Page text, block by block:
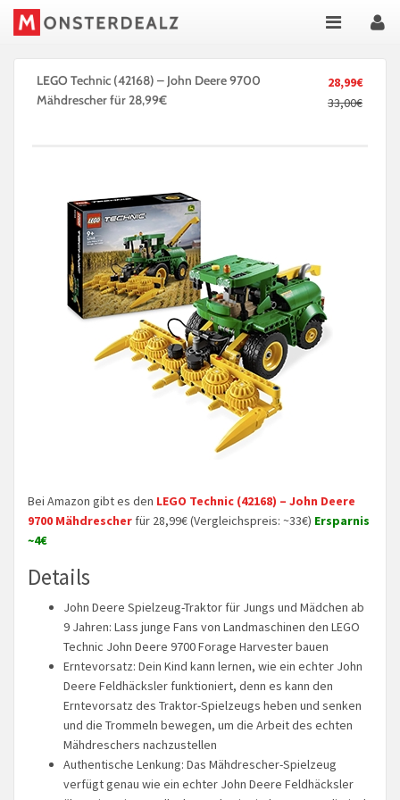
28,99€
33,00€
LEGO Technic (42168) – John Deere 9700
Mähdrescher für 28,99€
Bei Amazon gibt es den LEGO Technic (42168) – John Deere
9700 Mähdrescher für 28,99€ (Vergleichspreis: ~33€) Ersparnis
~4€
Details
John Deere Spielzeug-Traktor für Jungs und Mädchen ab
9 Jahren: Lass junge Fans von Landmaschinen den LEGO
Technic John Deere 9700 Forage Harvester bauen
Erntevorsatz: Dein Kind kann lernen, wie ein echter John
Deere Feldhäcksler funktioniert, denn es kann den
Erntevorsatz des Traktor-Spielzeugs heben und senken
und die Trommeln bewegen, um die Arbeit des echten
Mähdreschers nachzustellen
Authentische Lenkung: Das Mähdrescher-Spielzeug
verfügt genau wie ein echter John Deere Feldhäcksler